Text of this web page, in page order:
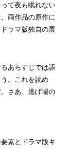
て夜も眠れない
両作品の原作に
ラマ版独自の展
あらすじでは語
。これを読め
さあ、逃げ場の
素とドラマ版キ